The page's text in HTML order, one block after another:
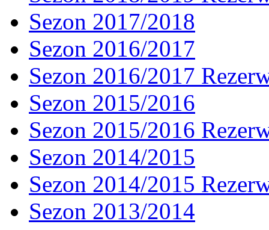
Sezon 2017/2018
Sezon 2016/2017
Sezon 2016/2017
Sezon 2015/2016
Sezon 2015/2016
Sezon 2014/2015
Sezon 2014/2015
Sezon 2013/2014